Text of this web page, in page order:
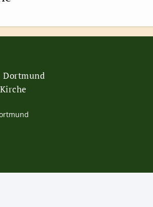
Dortmund